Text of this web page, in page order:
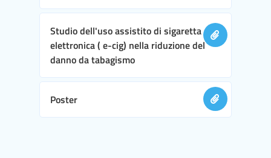
Studio dell'uso assistito di sigaretta
elettronica ( e-cig) nella riduzione del
danno da tabagismo
Poster